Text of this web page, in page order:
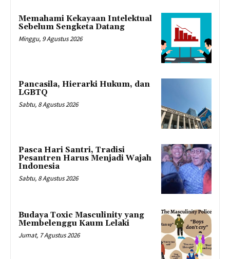
Memahami Kekayaan Intelektual
Sebelum Sengketa Datang
Minggu, 9 Agustus 2026
Pancasila, Hierarki Hukum, dan
LGBTQ
Sabtu, 8 Agustus 2026
Pasca Hari Santri, Tradisi
Pesantren Harus Menjadi Wajah
Indonesia
Sabtu, 8 Agustus 2026
Budaya Toxic Masculinity yang
Membelenggu Kaum Lelaki
Jumat, 7 Agustus 2026